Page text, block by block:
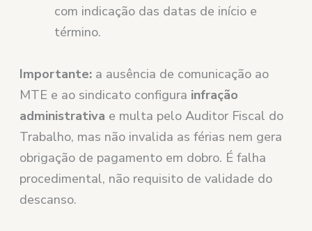
com indicação das datas de início e
término.
Importante: a ausência de comunicação ao
MTE e ao sindicato configura infração
administrativa e multa pelo Auditor Fiscal do
Trabalho, mas não invalida as férias nem gera
obrigação de pagamento em dobro. É falha
procedimental, não requisito de validade do
descanso.